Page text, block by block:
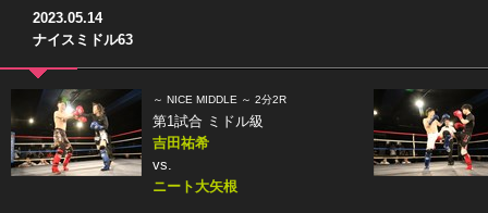
2023.05.14
ナイスミドル63
～ NICE MIDDLE ～ 2分2R
第1試合 ミドル級
吉田祐希
vs.
ニート大矢根